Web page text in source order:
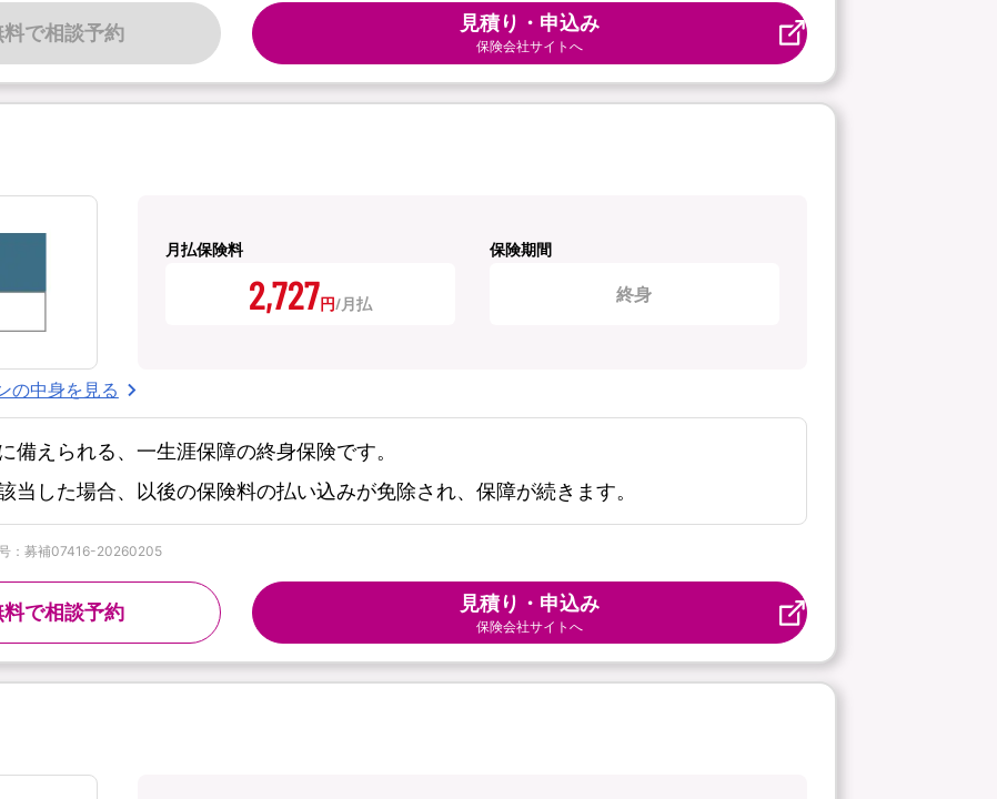
料で相談予約 見積り・申込み
保険会社サイトへ
月払保険料
2,727円
保険期間
終身
の中身を見る
えられる、一生涯保障の終身保険です。
した場合、以後の保険料の払い込みが免除され、保障が続きます。
：募補07416-20260205
料で相談予約 見積り・申込み
保険会社サイトへ